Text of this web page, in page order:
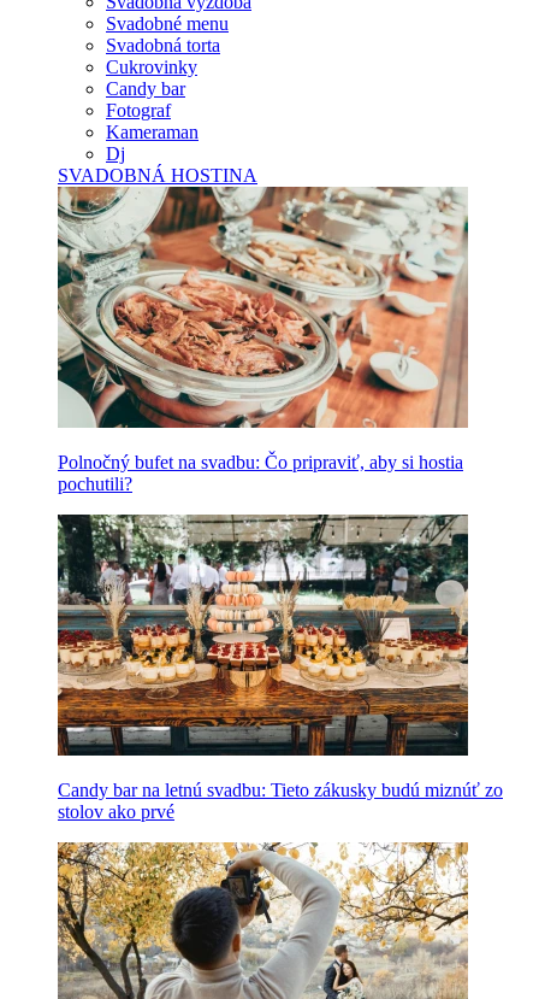
Svadobné menu
Svadobná torta
Cukrovinky
Candy bar
Fotograf
Kameraman
Dj
SVADOBNÁ HOSTINA
Polnočný bufet na svadbu: Čo pripraviť, aby si hostia
pochutili?
Candy bar na letnú svadbu: Tieto zákusky budú miznúť zo
stolov ako prvé